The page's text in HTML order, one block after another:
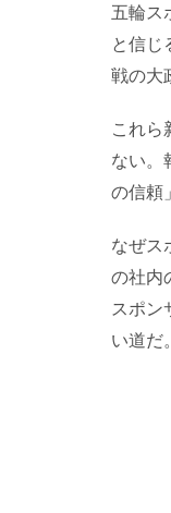
五輪ス
と信じ
戦の大
これら
ない。
の信頼
なぜス
の社内
スポン
い道だ